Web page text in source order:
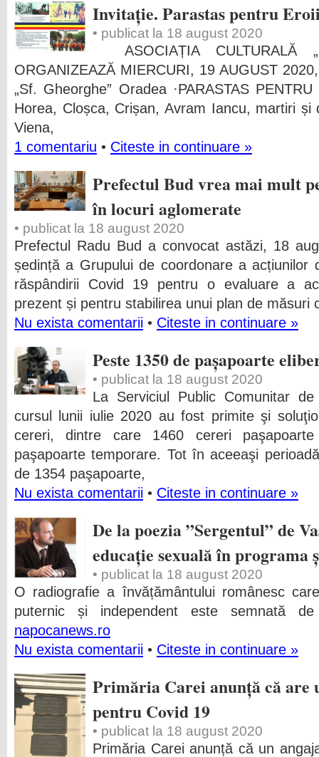
Invitație. Parastas pentru
• publicat la 18 august 2020
ASOCIAȚIA CULTURALĂ
ORGANIZEAZĂ MIERCURI, 19 AUGUST
„Sf. Gheorghe” Oradea ·PARASTAS
Horea, Cloșca, Crișan, Avram Iancu, martiri
Viena,
1 comentariu • Citeste in continuare »
Prefectul Bud vrea mai mult
în locuri aglomerate
• publicat la 18 august 2020
Prefectul Radu Bud a convocat astăzi, 18
ședință a Grupului de coordonare a acțiunilor
răspândirii Covid 19 pentru o evaluare a
prezent și pentru stabilirea unui plan de măsuri
Nu exista comentarii • Citeste in continuare »
Peste 1350 de pașapoarte
• publicat la 18 august 2020
La Serviciul Public Comunitar
cursul lunii iulie 2020 au fost primite şi
cereri, dintre care 1460 cereri
paşapoarte temporare. Tot în aceeaşi
de 1354 paşapoarte,
Nu exista comentarii • Citeste in continuare »
De la poezia ”Sergentul” de
educație sexuală în programa
• publicat la 18 august 2020
O radiografie a învățământului românesc
puternic și independent este semnată
napocanews.ro
Nu exista comentarii • Citeste in continuare »
Primăria Carei anunță că are
pentru Covid 19
• publicat la 18 august 2020
Primăria Carei anunță că un